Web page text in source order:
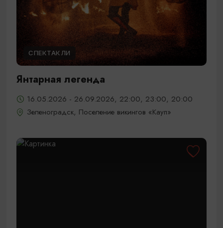
СПЕКТАКЛИ
Янтарная легенда
16.05.2026 - 26.09.2026, 22:00, 23:00, 20:00
Зеленоградск, Поселение викингов «Кауп»